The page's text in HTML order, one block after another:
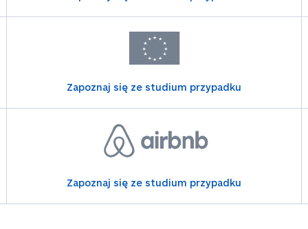
Zapoznaj się ze studium przypadku
Zapoznaj się ze studium przypadku